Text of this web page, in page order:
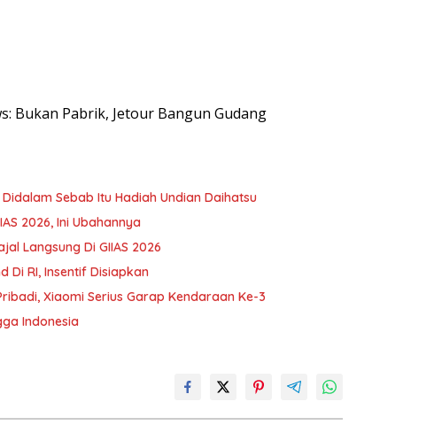
Bukan Pabrik, Jetour Bangun Gudang
Sebab Itu Hadiah Undian Daihatsu
2026, Ini Ubahannya
Langsung Di GIIAS 2026
Di RI, Insentif Disiapkan
Xiaomi Serius Garap Kendaraan Ke-3
Indonesia